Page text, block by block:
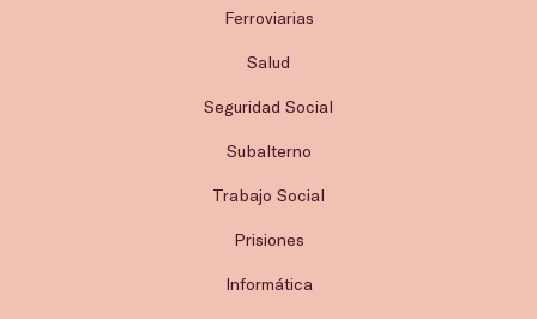
Ferroviarias
Salud
Seguridad Social
Subalterno
Trabajo Social
Prisiones
Informática